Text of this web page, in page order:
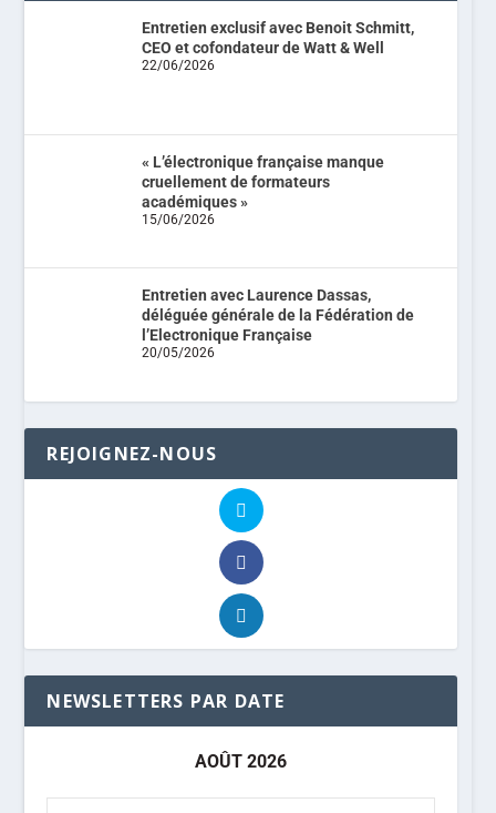
Entretien exclusif avec Benoit Schmitt,
CEO et cofondateur de Watt & Well
22/06/2026
« L’électronique française manque
cruellement de formateurs
académiques »
15/06/2026
Entretien avec Laurence Dassas,
déléguée générale de la Fédération de
l’Electronique Française
20/05/2026
REJOIGNEZ-NOUS
NEWSLETTERS PAR DATE
AOÛT 2026